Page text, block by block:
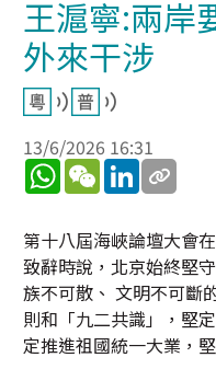
王滬寧:兩岸
外來干涉
13/6/2026 16:31
WhatsApp
WeChatLinkedIn
第十八屆海峽論壇大會
致辭時說，北京始終堅
族不可散、 文明不可斷
則和「九二共識」，堅
定推進祖國統一大業，